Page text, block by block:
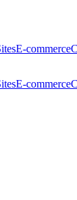
E-commerce
E-commerce